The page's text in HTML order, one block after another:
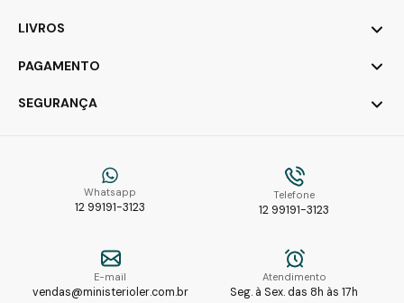
Whatsapp
12 99191-3123
Telefone
12 99191-3123
E-mail
vendas@ministerioler.com.br
Atendimento
Seg. à Sex. das 8h às 17h
LIVROS
PAGAMENTO
SEGURANÇA